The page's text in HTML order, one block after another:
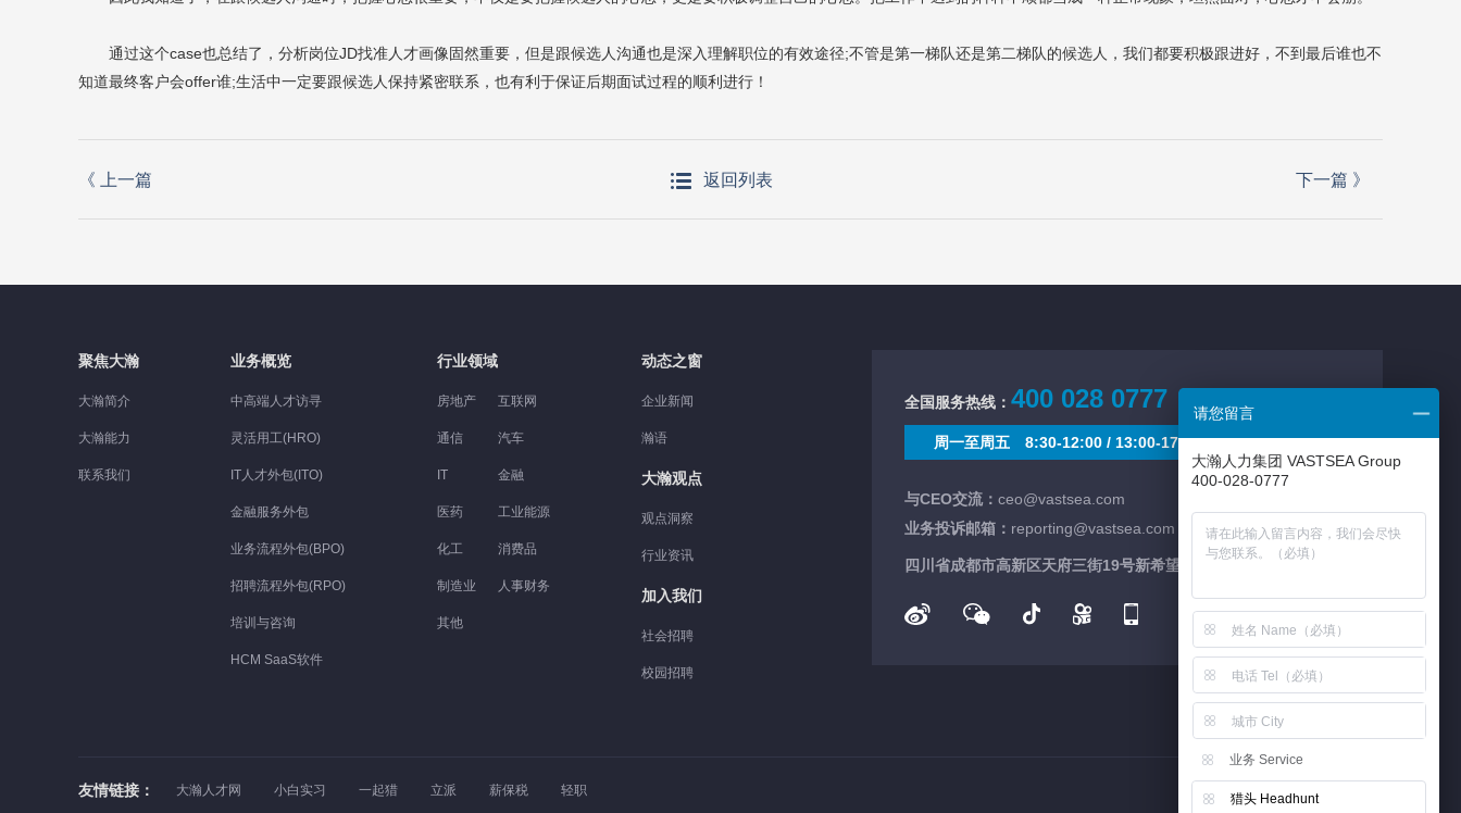
通过这个case也总结了，分析岗位JD找准人才画像固然重要，但是跟候选人沟通也是深入理解职位的有效途径;不管是第一梯队还是第二梯队的候选人，我们都要积极跟进好，不到最后谁也不
知道最终客户会offer谁;生活中一定要跟候选人保持紧密联系，也有利于保证后期面试过程的顺利进行！
《 上一篇 返回列表 下一篇 》
聚焦大瀚
大瀚简介
大瀚能力
联系我们
业务概览
中高端人才访寻
灵活用工(HRO)
IT人才外包(ITO)
金融服务外包
业务流程外包(BPO)
招聘流程外包(RPO)
培训与咨询
HCM SaaS软件
行业领域
房地产
通信
IT
医药
化工
制造业
其他
互联网
汽车
金融
工业能源
消费品
人事财务
动态之窗
企业新闻
瀚语
大瀚观点
观点洞察
行业资讯
加入我们
社会招聘
校园招聘
全国服务热线： 400 028 0777
周一至周五 8:30-12:00 / 13:00-17:30
与CEO交流： ceo@vastsea.com
业务投诉邮箱： reporting@vastsea.com
四川省成都市高新区天府三街19号新希望国际A座4楼(总部)
友情链接： 大瀚人才网 小白实习 一起猎 立派 薪保税 轻职
请您留言
大瀚人力集团 VASTSEA Group
400-028-0777
业务 Service
猎头 Headhunt